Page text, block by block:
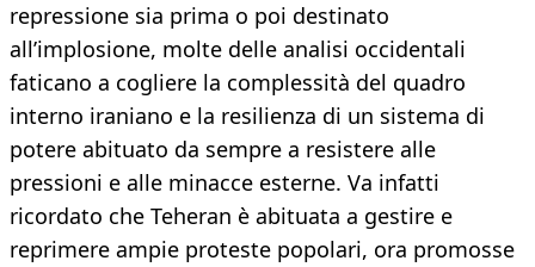
repressione sia prima o poi destinato
all’implosione, molte delle analisi occidentali
faticano a cogliere la complessità del quadro
interno iraniano e la resilienza di un sistema di
potere abituato da sempre a resistere alle
pressioni e alle minacce esterne. Va infatti
ricordato che Teheran è abituata a gestire e
reprimere ampie proteste popolari, ora promosse